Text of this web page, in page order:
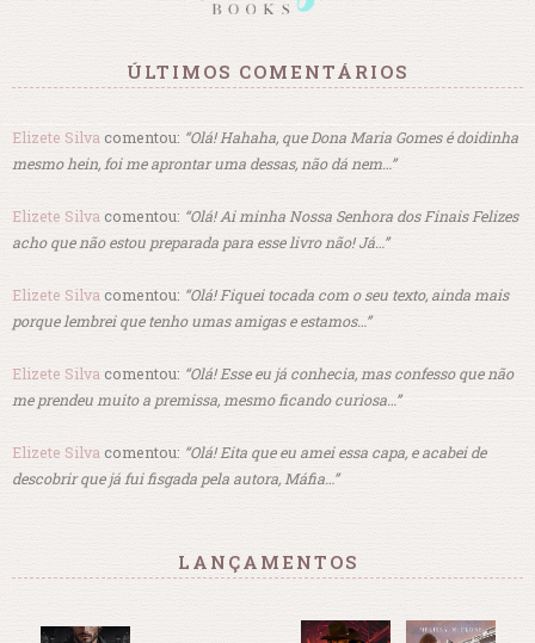
ÚLTIMOS COMENTÁRIOS
Elizete Silva comentou: “Olá! Hahaha, que Dona Maria Gomes é doidinha
mesmo hein, foi me aprontar uma dessas, não dá nem…”
Elizete Silva comentou: “Olá! Ai minha Nossa Senhora dos Finais Felizes
acho que não estou preparada para esse livro não! Já…”
Elizete Silva comentou: “Olá! Fiquei tocada com o seu texto, ainda mais
porque lembrei que tenho umas amigas e estamos…”
Elizete Silva comentou: “Olá! Esse eu já conhecia, mas confesso que não
me prendeu muito a premissa, mesmo ficando curiosa…”
Elizete Silva comentou: “Olá! Eita que eu amei essa capa, e acabei de
descobrir que já fui fisgada pela autora, Máfia…”
LANÇAMENTOS